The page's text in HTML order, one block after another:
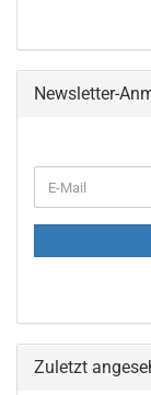
Newsletter-
ZUR
E-
Mail
Zuletzt